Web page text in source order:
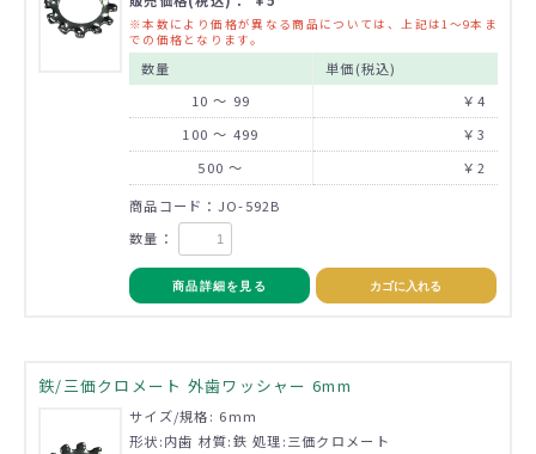
※本数により価格が異なる商品については、上記は1～9本ま
での価格となります。
数量
単価(税込)
10 ～ 99
￥4
100 ～ 499
￥3
500 ～
￥2
商品コード：JO-592B
数量：
商品詳細を見る カゴに入れる
鉄/三価クロメート 外歯ワッシャー 6mm
サイズ/規格: 6mm
形状:内歯 材質:鉄 処理:三価クロメート